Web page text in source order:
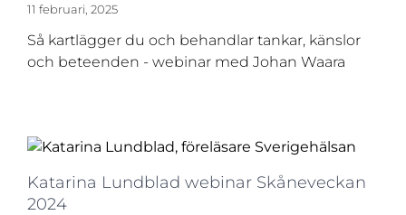
11 februari, 2025
Så kartlägger du och behandlar tankar, känslor
och beteenden - webinar med Johan Waara
Katarina Lundblad webinar Skåneveckan
2024